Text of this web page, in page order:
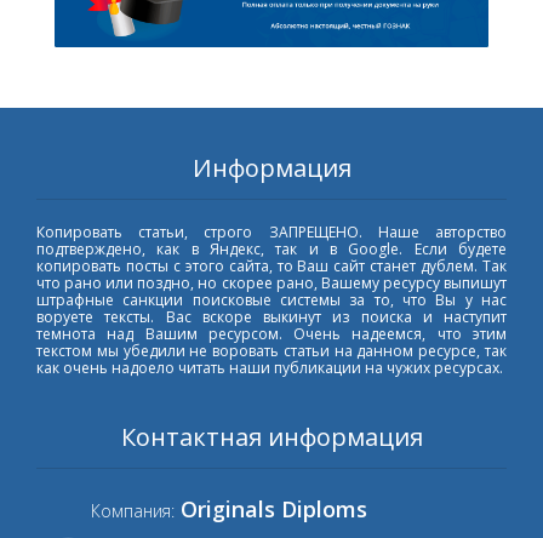
Информация
Копировать статьи, строго ЗАПРЕЩЕНО. Наше авторство
подтверждено, как в Яндекс, так и в Google. Если будете
копировать посты с этого сайта, то Ваш сайт станет дублем. Так
что рано или поздно, но скорее рано, Вашему ресурсу выпишут
штрафные санкции поисковые системы за то, что Вы у нас
воруете тексты. Вас вскоре выкинут из поиска и наступит
темнота над Вашим ресурсом. Очень надеемся, что этим
текстом мы убедили не воровать статьи на данном ресурсе, так
как очень надоело читать наши публикации на чужих ресурсах.
Контактная информация
Компания: Originals Diploms